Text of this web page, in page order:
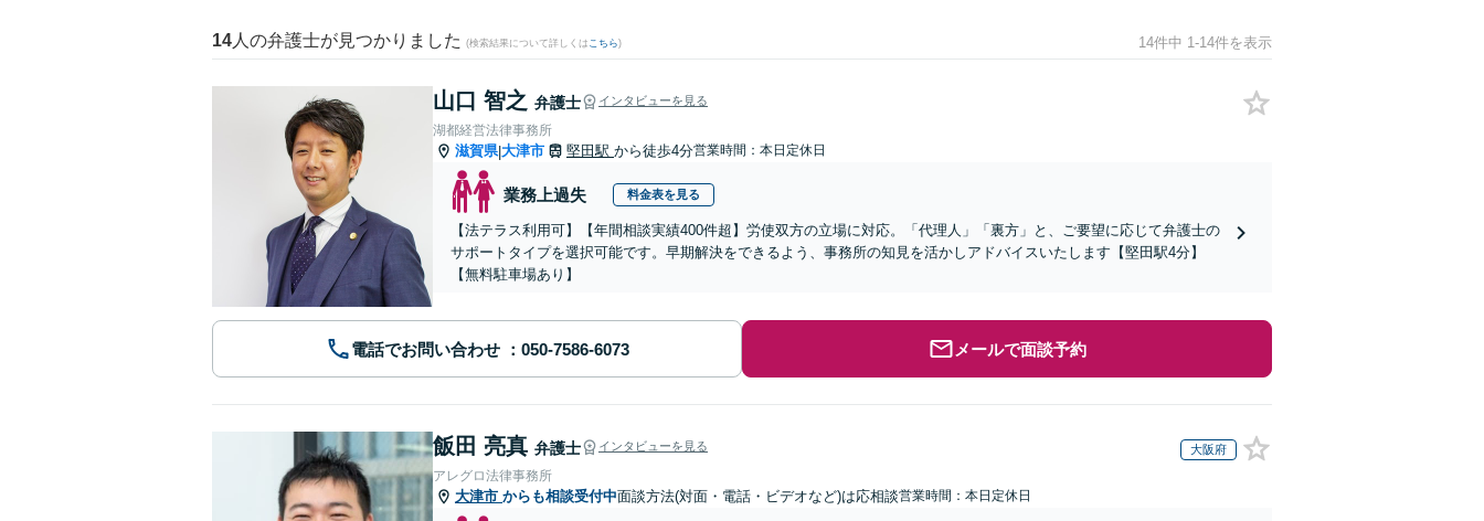
14 人の弁護士が見つかりました (検索結果について詳しくは こちら) 14件中 1-14件を表示
山口 智之 弁護士 インタビューを見る
湖都経営法律事務所
滋賀県|大津市 堅田駅 から徒歩4分営業時間：本日定休日
業務上過失 料金表を見る
【法テラス利用可】【年間相談実績400件超】労使双方の立場に対応。「代理人」「裏方」と、ご要望に応じて弁護士の
サポートタイプを選択可能です。早期解決をできるよう、事務所の知見を活かしアドバイスいたします【堅田駅4分】
【無料駐車場あり】
電話でお問い合わせ メールで面談予約
飯田 亮真 弁護士 インタビューを見る 大阪府
アレグロ法律事務所
大津市 からも相談受付中面談方法(対面・電話・ビデオなど)は応相談営業時間：本日定休日